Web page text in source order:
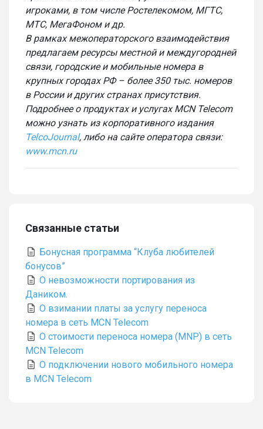
игроками, в том числе Ростелекомом, МГТС,
МТС, МегаФоном и др.
В рамках межоператорского взаимодействия
предлагаем ресурсы местной и междугородней
связи, городские и мобильные номера в
крупных городах РФ – более 350 тыс. номеров
в России и других странах присутствия.
Подробнее о продуктах и услугах MCN Telecom
можно узнать из корпоративного издания
TelcoJournal, либо на сайте оператора связи:
www.mcn.ru
Связанные статьи
Бонусная программа “Клуба любителей
бонусов”
О невозможности портирования из
Даником.
О взимании платы за услугу переноса
номера в сеть MCN Telecom
О стоимости переноса номера (MNP) в сеть
MCN Telecom
О подключении нового мобильного номера
в MCN Telecom